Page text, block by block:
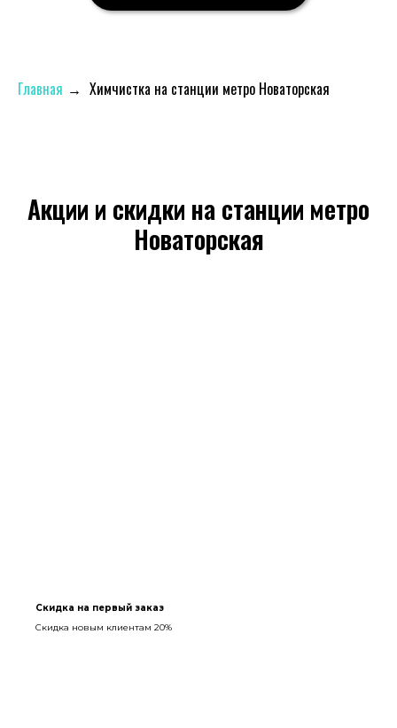
Главная → Химчистка на станции метро Новаторская
Акции и скидки на станции метро
Новаторская
Скидка на первый заказ
Скидка новым клиентам 20%